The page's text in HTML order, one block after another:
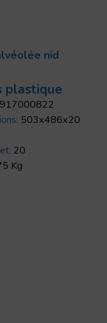
nid
plastique
503x486x20
20
Kg